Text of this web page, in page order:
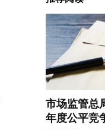
市场监管总
年度公平竞